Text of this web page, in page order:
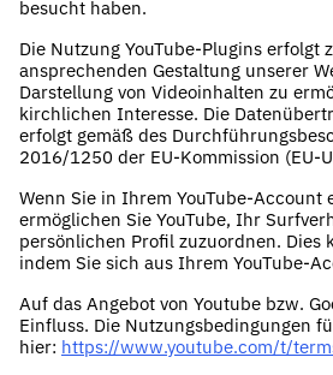
besucht haben.
Die Nutzung YouTube-Plugins erfolgt
ansprechenden Gestaltung unserer
Darstellung von Videoinhalten zu
kirchlichen Interesse. Die
erfolgt gemäß des
2016/1250 der EU-Kommission (EU-
Wenn Sie in Ihrem YouTube-Account
ermöglichen Sie YouTube, Ihr
persönlichen Profil zuzuordnen. Dies
indem Sie sich aus Ihrem YouTube-
Auf das Angebot von Youtube bzw.
Einfluss. Die Nutzungsbedingungen
hier: https://www.youtube.com/t/